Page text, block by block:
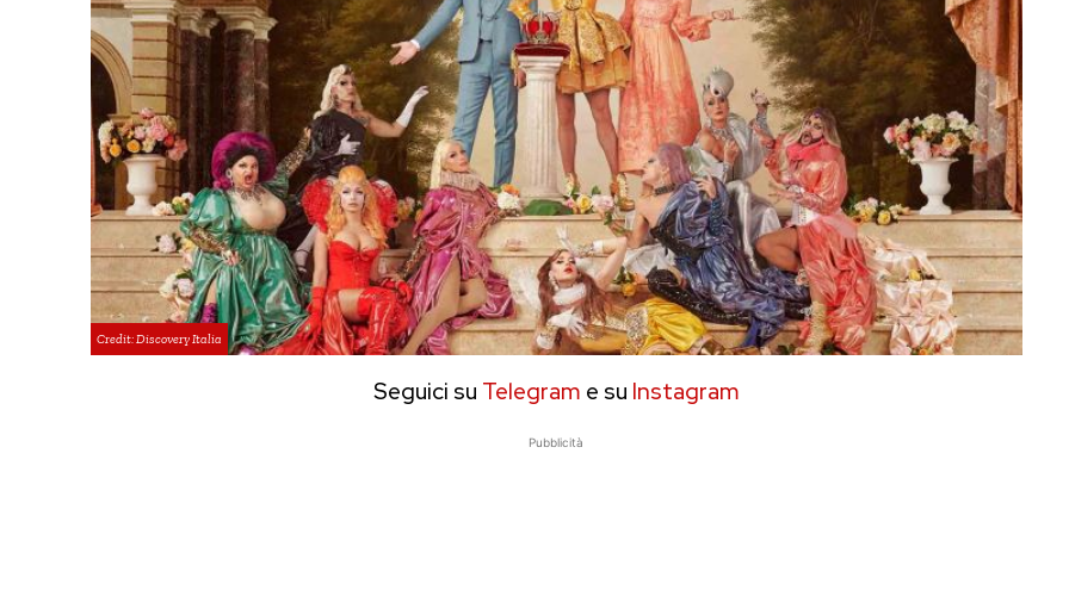
Credit: Discovery Italia
Seguici su Telegram e su Instagram
Pubblicità